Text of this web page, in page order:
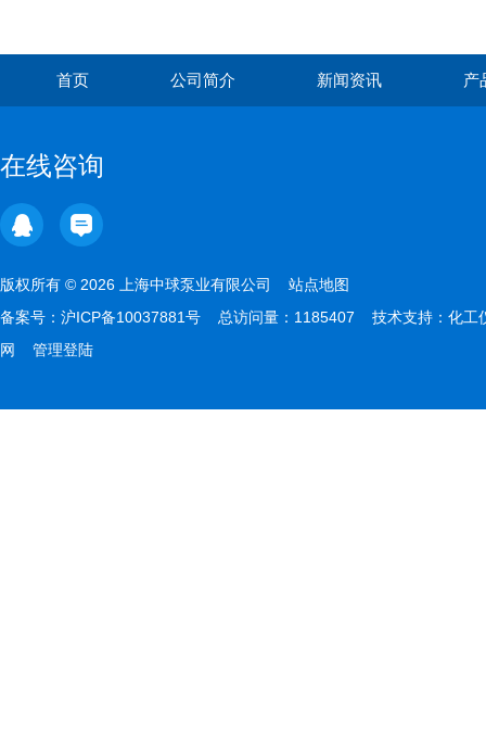
首页 公司简介 新闻资讯 产
在线咨询
版权所有 © 2026 上海中球泵业有限公司 站点地图
备案号： 沪ICP备10037881号 总访问量：1185407 技术支持： 化工
网
管理登陆